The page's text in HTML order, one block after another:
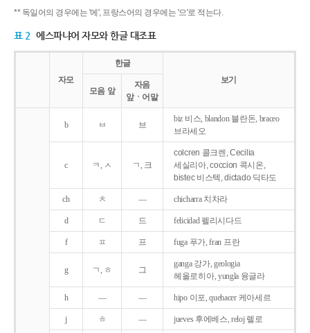
** 독일어의 경우에는 '에', 프랑스어의 경우에는 '으'로 적는다.
표 2 에스파냐어 자모와 한글 대조표
자모
한글
보기
모음 앞
자음
앞ㆍ어말
b ㅂ 브
biz 비스, blandon 블란돈, braceo
브라세오
c ㅋ, ㅅ ㄱ, 크
colcren 콜크렌, Cecilia
세실리아, coccion 콕시온,
bistec 비스텍, dictado 딕타도
ch ㅊ ― chicharra 치차라
d ㄷ 드 felicidad 펠리시다드
f ㅍ 프 fuga 푸가, fran 프란
g ㄱ, ㅎ 그
ganga 강가, geologia
헤올로히아, yungla 융글라
h ― ― hipo 이포, quehacer 케아세르
j ㅎ ― jueves 후에베스, reloj 렐로